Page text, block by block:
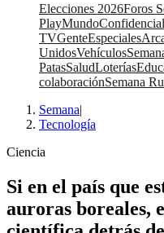
Elecciones 2026Foros
PlayMundo
TVGenteEspeciales
UnidosVehículos
PatasSaludLoterías
colaboraciónSemana
Semana|
Tecnología
Ciencia
Si en el país que
auroras boreales,